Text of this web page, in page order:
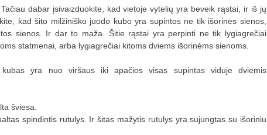
dabar įsivaizduokite, kad vietoje vytelių yra beveik rąstai, ir iš jų
kad šito milžiniško juodo kubo yra supintos ne tik išorinės sienos,
sienos. Ir dar to maža. Šitie rąstai yra perpinti ne tik lygiagrečiai
statmenai, arba lygiagrečiai kitoms dviems išorinėms sienoms.
yra nuo viršaus iki apačios visas supintas viduje dviemis
šviesa.
spindintis rutulys. Ir šitas mažytis rutulys yra sujungtas su išoriniu